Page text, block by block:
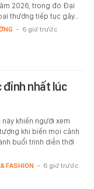
2026, trong đó Đại
thương tiếp tục gây…
- 6 giờ trước
đỉnh nhất lúc
này khiến người xem
khi biến mọi cảnh
buổi trình diễn thời
FASHION - 6 giờ trước